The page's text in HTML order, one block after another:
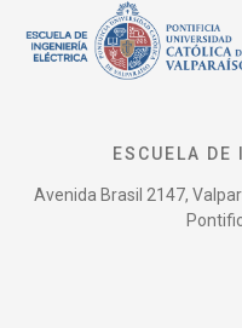
ESCUELA
Avenida Brasil 2147,